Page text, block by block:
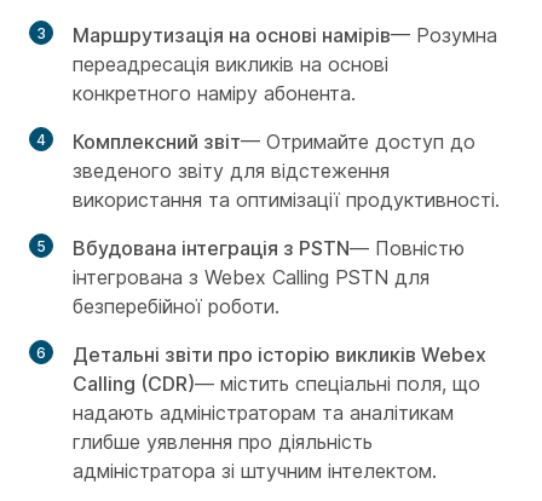
Маршрутизація на основі намірів— Розумна
переадресація викликів на основі
конкретного наміру абонента.
Комплексний звіт— Отримайте доступ до
зведеного звіту для відстеження
використання та оптимізації продуктивності.
Вбудована інтеграція з PSTN— Повністю
інтегрована з Webex Calling PSTN для
безперебійної роботи.
Детальні звіти про історію викликів Webex
Calling (CDR)— містить спеціальні поля, що
надають адміністраторам та аналітикам
глибше уявлення про діяльність
адміністратора зі штучним інтелектом.